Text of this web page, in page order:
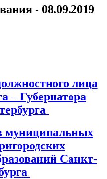
- 08.09.2019
лица
– Губернатора
муниципальных
Санкт-